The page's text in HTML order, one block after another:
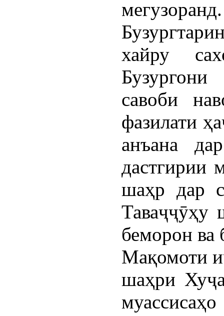
мегузоранд.
хайру
савоби
фазилати
анъана
дастгирии
шаҳр дар
Таваҷҷӯҳу
беморон ва
Мақомоти
шаҳри